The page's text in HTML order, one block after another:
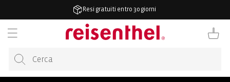
Resi gratuiti entro 30 giorni
Carrello